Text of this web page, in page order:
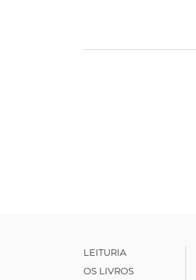
LEITURIA
OS LIVROS